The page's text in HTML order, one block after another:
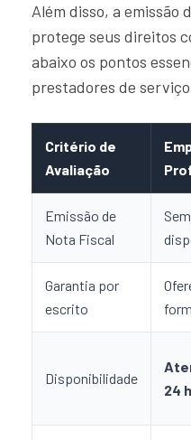
Além disso, a emissão
protege seus direitos
abaixo os pontos
prestadores de
Critério de
Avaliação
Emissão de
Nota Fiscal
Garantia por
escrito
Disponibilidade
24